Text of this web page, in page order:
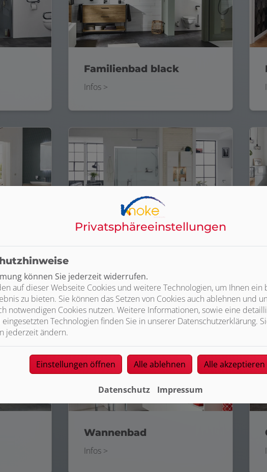
Familienbad black
Infos >
Premium-Wohnbad
Wannenbad
Infos >
Privatsphäre­einstellungen
können Sie jederzeit widerrufen.
auf dieser Webseite Cookies und weitere Technologien, um Ihnen ein
zu bieten. Sie können das Setzen von Cookies auch ablehnen und
notwendigen Cookies nutzen. Weitere Informationen, sowie eine
eingesetzten Technologien finden Sie in unserer Datenschutzerklärung.
jederzeit ändern.
Einstellungen öffnen Alle ablehnen Alle akzeptieren
Datenschutz Impressum